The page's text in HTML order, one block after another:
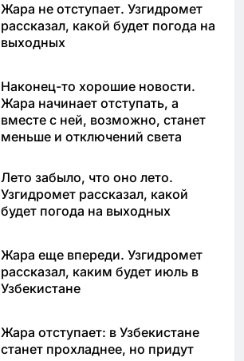
Жара не отступает. Узгидромет
рассказал, какой будет погода на
выходных
Наконец-то хорошие новости.
Жара начинает отступать, а
вместе с ней, возможно, станет
меньше и отключений света
Лето забыло, что оно лето.
Узгидромет рассказал, какой
будет погода на выходных
Жара еще впереди. Узгидромет
рассказал, каким будет июль в
Узбекистане
Жара отступает: в Узбекистане
станет прохладнее, но придут